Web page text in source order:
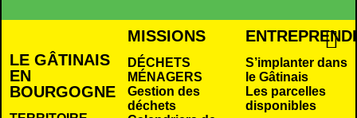
LE GÂTINAIS
EN
BOURGOGNE
MISSIONS
DÉCHETS
MÉNAGERS
Gestion des
déchets
S’implanter dans
le Gâtinais
Les parcelles
disponibles